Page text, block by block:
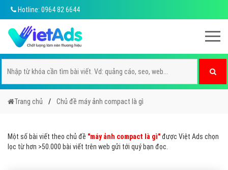
Hotline: 0964 82 6644
Trang chủ Chủ đề máy ảnh compact là gì
Một số bài viết theo chủ đề "máy ảnh compact là gì"được Việt Ads chọn
lọc từ hơn >50.000 bài viết trên web gửi tới quý bạn đọc.